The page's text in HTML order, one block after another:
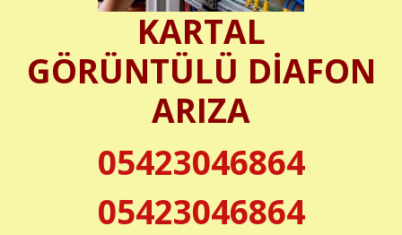
KARTAL
GÖRÜNTÜLÜ DİAFON
ARIZA
05423046864
05423046864